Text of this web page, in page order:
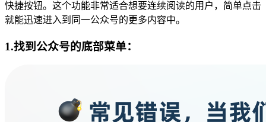
快捷按钮。这个功能非常适合想要连续阅读的用户，简单点击
就能迅速进入到同一公众号的更多内容中。
1.找到公众号的底部菜单：